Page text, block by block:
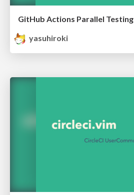
GitHub Actions Parallel Testing
yasuhiroki